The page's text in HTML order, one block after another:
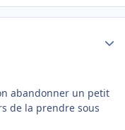
abandonner un petit
de la prendre sous